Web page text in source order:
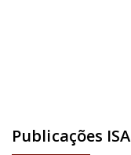
Publicações